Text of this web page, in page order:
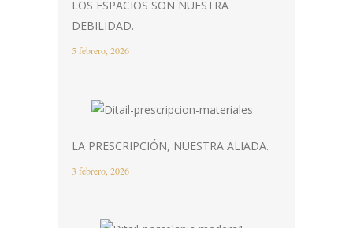
LOS ESPACIOS SON NUESTRA
DEBILIDAD.
5 febrero, 2026
LA PRESCRIPCIÓN, NUESTRA ALIADA.
3 febrero, 2026